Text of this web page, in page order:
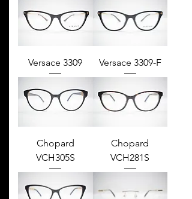
Versace 3309 Versace 3309-F
Chopard
VCH305S
Chopard
VCH281S